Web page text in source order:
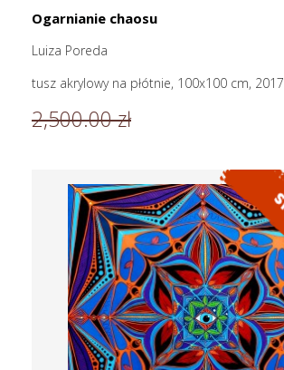
Ogarnianie chaosu
Luiza Poreda
tusz akrylowy na płótnie, 100x100 cm, 2017
2,500.00 zł